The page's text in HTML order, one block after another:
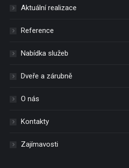
Aktuální realizace
Reference
Nabídka služeb
Dveře a zárubně
O nás
Kontakty
Zajímavosti